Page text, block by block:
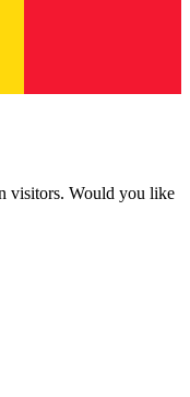
visitors. Would you like